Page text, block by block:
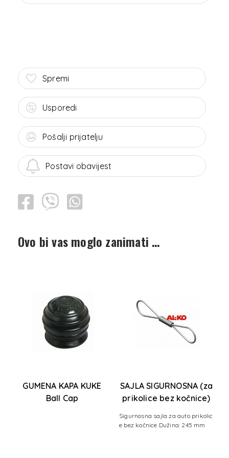
Spremi
Usporedi
Pošalji prijatelju
Postavi obavijest
Ovo bi vas moglo zanimati …
GUMENA KAPA KUKE
Ball Cap
SAJLA SIGURNOSNA (za
prikolice bez kočnice)
Sigurnosna sajla za auto prikolic
e bez kočnice Dužina: 245 mm